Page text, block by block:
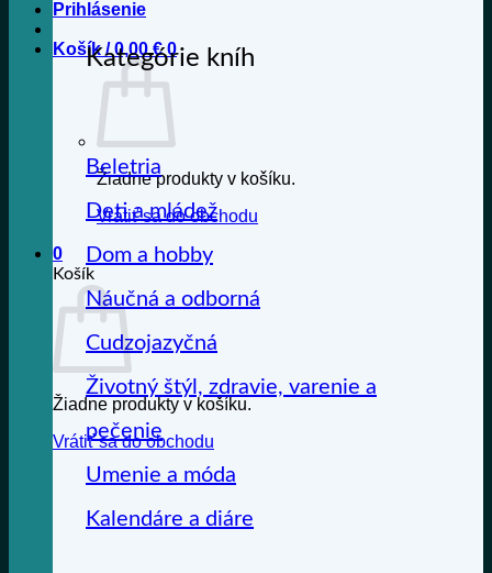
Prihlásenie
Košík /0,00€ 0
Žiadne produkty v košíku.
Vrátiť sa do obchodu
0
Košík
Žiadne produkty v košíku.
Vrátiť sa do obchodu
Kategórie kníh
Beletria
Deti a mládež
Dom a hobby
Náučná a odborná
Cudzojazyčná
Životný štýl, zdravie, varenie a
pečenie
Umenie a móda
Kalendáre a diáre